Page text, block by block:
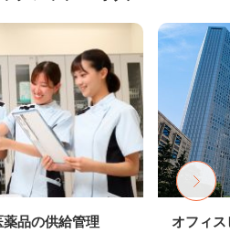
薬品の供給管理 オフィス